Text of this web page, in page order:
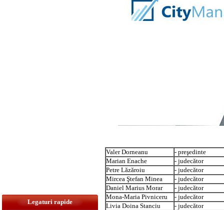
Legaturi rapide
Valer Dorneanu
- preşedinte
Marian Enache
- judecător
Petre Lăzăroiu
- judecător
Mircea Ştefan Minea
- judecător
Daniel Marius Morar
- judecător
Mona-Maria Pivniceru
- judecător
Livia Doina Stanciu
- judecător